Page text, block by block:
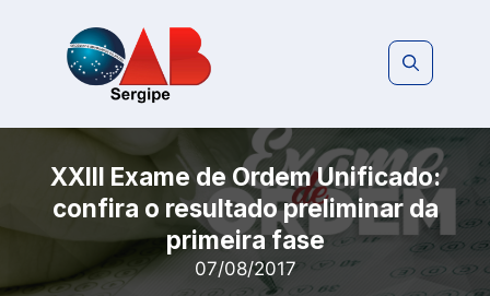
XXIII Exame de Ordem Unificado:
confira o resultado preliminar da
primeira fase
07/08/2017